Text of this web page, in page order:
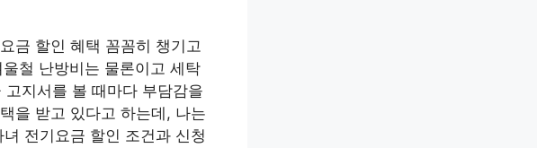
금 할인 혜택 꼼꼼히 챙기고
철 난방비는 물론이고 세탁
지서를 볼 때마다 부담감을
을 받고 있다고 하는데, 나는
전기요금 할인 조건과 신청